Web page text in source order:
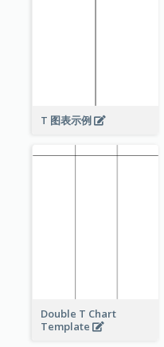
T 图表示例
Double T Chart
Template